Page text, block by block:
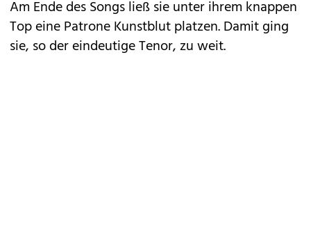
Am Ende des Songs ließ sie unter ihrem knappen
Top eine Patrone Kunstblut platzen. Damit ging
sie, so der eindeutige Tenor, zu weit.